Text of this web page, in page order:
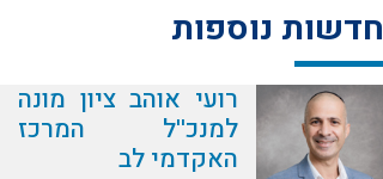
חדשות נוספות
רועי אוהב ציון מונה
למנכ''ל המרכז
האקדמי לב